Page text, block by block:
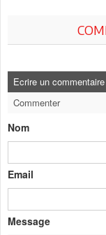
Ecrire un commentaire
Commenter
Nom
Email
Message